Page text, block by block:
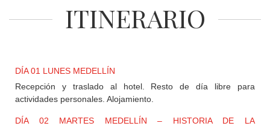
REGISTRO
ITINERARIO
DÍA 01 LUNES MEDELLÍN
Recepción y traslado al hotel. Resto de día libre para
actividades personales. Alojamiento.
DÍA 02 MARTES MEDELLÍN – HISTORIA DE LA